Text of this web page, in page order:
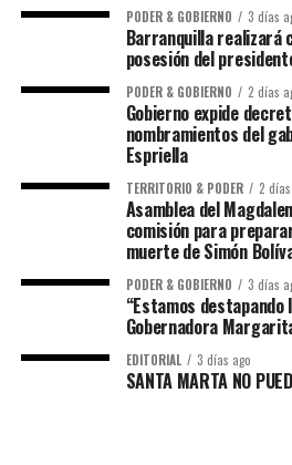
PODER & GOBIERNO 3 días
Barranquilla
posesión del
PODER & GOBIERNO 2 días
Gobierno expide
nombramientos del
Espriella
TERRITORIO & PODER 2
Asamblea del
comisión para
muerte de Simón
PODER & GOBIERNO 3 días
“Estamos
Gobernadora
EDITORIAL 3 días ago
SANTA MARTA NO